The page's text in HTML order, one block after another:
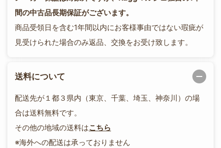
間の中古品長期保証がございます。
商品受領日を含む1年間以内にお客様事由ではない瑕疵が
見受けられた場合のみ返品、交換をお受け致します。
送料について
配送先が１都３県内（東京、千葉、埼玉、神奈川）の場
合は送料無料です。
その他の地域の送料はこちら
※海外への配送は承っておりません